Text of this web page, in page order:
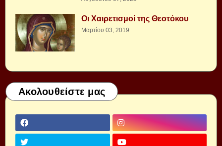
Οι Χαιρετισμοί της Θεοτόκου
Μαρτίου 03, 2019
Ακολουθείστε μας